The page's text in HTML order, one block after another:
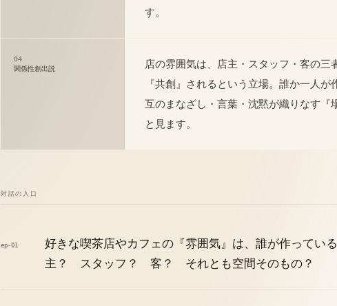
す。
04
関係性創出説
店の雰囲気は、店主・スタッフ・客の三
『共創』されるという立場。誰か一人が
互のまなざし・言葉・沈黙が織りなす『
と見ます。
対話の入口
ep-01
好きな喫茶店やカフェの『雰囲気』は、誰が作ってい
主？ スタッフ？ 客？ それとも空間そのもの？